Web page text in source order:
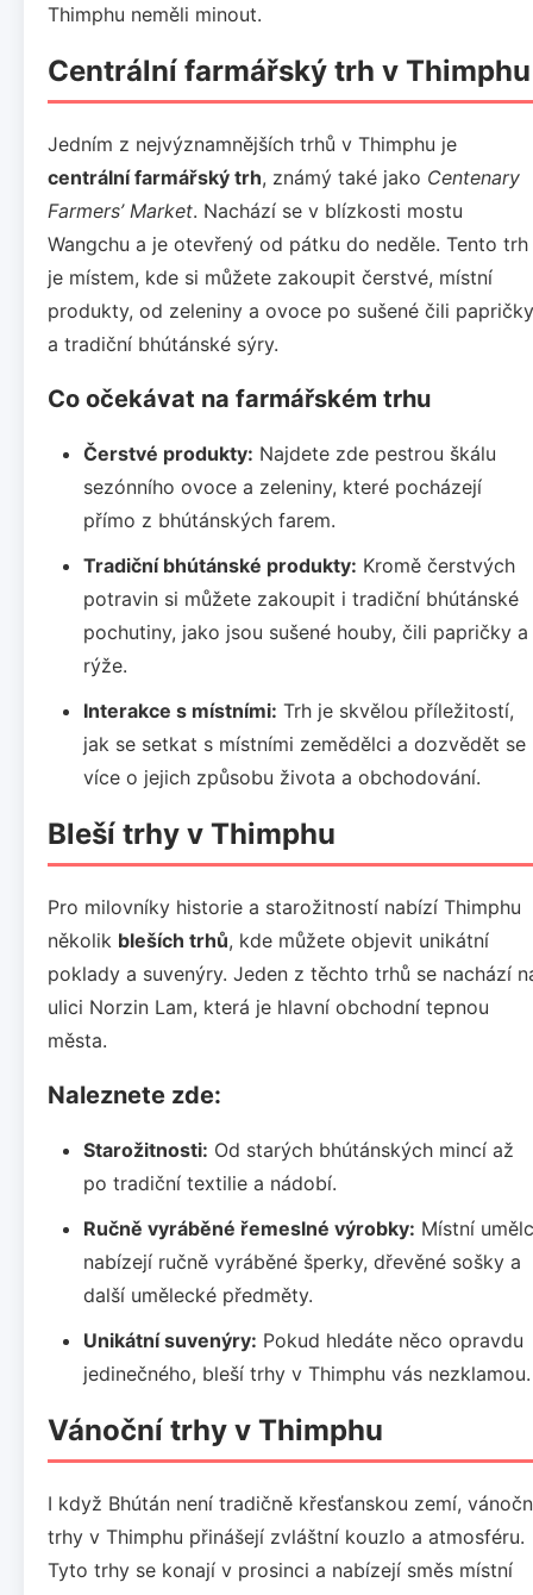
Thimphu neměli minout.
Centrální farmářský trh v Thimphu
Jedním z nejvýznamnějších trhů v Thimphu je
centrální farmářský trh, známý také jako Centenary
Farmers’ Market. Nachází se v blízkosti mostu
Wangchu a je otevřený od pátku do neděle. Tento trh
je místem, kde si můžete zakoupit čerstvé, místní
produkty, od zeleniny a ovoce po sušené čili papričky
a tradiční bhútánské sýry.
Co očekávat na farmářském trhu
Čerstvé produkty: Najdete zde pestrou škálu
sezónního ovoce a zeleniny, které pocházejí
přímo z bhútánských farem.
Tradiční bhútánské produkty: Kromě čerstvých
potravin si můžete zakoupit i tradiční bhútánské
pochutiny, jako jsou sušené houby, čili papričky a
rýže.
Interakce s místními: Trh je skvělou příležitostí,
jak se setkat s místními zemědělci a dozvědět se
více o jejich způsobu života a obchodování.
Bleší trhy v Thimphu
Pro milovníky historie a starožitností nabízí Thimphu
několik bleších trhů, kde můžete objevit unikátní
poklady a suvenýry. Jeden z těchto trhů se nachází
ulici Norzin Lam, která je hlavní obchodní tepnou
města.
Naleznete zde:
Starožitnosti: Od starých bhútánských mincí až
po tradiční textilie a nádobí.
Ručně vyráběné řemeslné výrobky: Místní
nabízejí ručně vyráběné šperky, dřevěné sošky a
další umělecké předměty.
Unikátní suvenýry: Pokud hledáte něco opravdu
jedinečného, bleší trhy v Thimphu vás nezklamou.
Vánoční trhy v Thimphu
I když Bhútán není tradičně křesťanskou zemí,
trhy v Thimphu přinášejí zvláštní kouzlo a atmosféru.
Tyto trhy se konají v prosinci a nabízejí směs místní